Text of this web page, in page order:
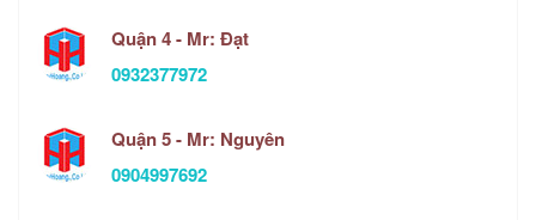
Quận 4 - Mr: Đạt
0932377972
Quận 5 - Mr: Nguyên
0904997692